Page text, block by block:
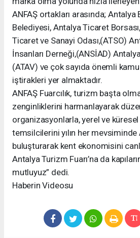
ANFAŞ ortakları arasında; Antalya
Belediyesi, Antalya Ticaret
Ticaret ve Sanayi Odası,(ATSO)
İnsanları Derneği,(ANSİAD) Antalya
(ATAV) ve çok sayıda önemli
iştirakleri yer almaktadır.
ANFAŞ Fuarcılık, turizm başta
zenginliklerini harmanlayarak
organizasyonlarla, yerel ve
temsilcilerini yılın her mevsiminde
buluşturarak kent ekonomisini
Antalya Turizm Fuarı’na da
mutluyuz” dedi.
Haberin Videosu